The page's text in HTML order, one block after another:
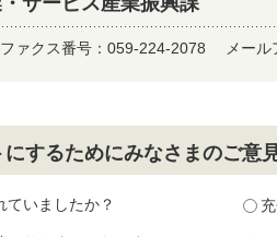
ファクス番号：059-224-2078 メール
するためにみなさまのご意
ていましたか？